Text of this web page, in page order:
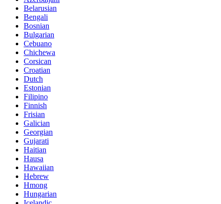
Belarusian
Bengali
Bosnian
Bulgarian
Cebuano
Chichewa
Corsican
Croatian
Dutch
Estonian
Filipino
Finnish
Frisian
Galician
Georgian
Gujarati
Haitian
Hausa
Hawaiian
Hebrew
Hmong
Hungarian